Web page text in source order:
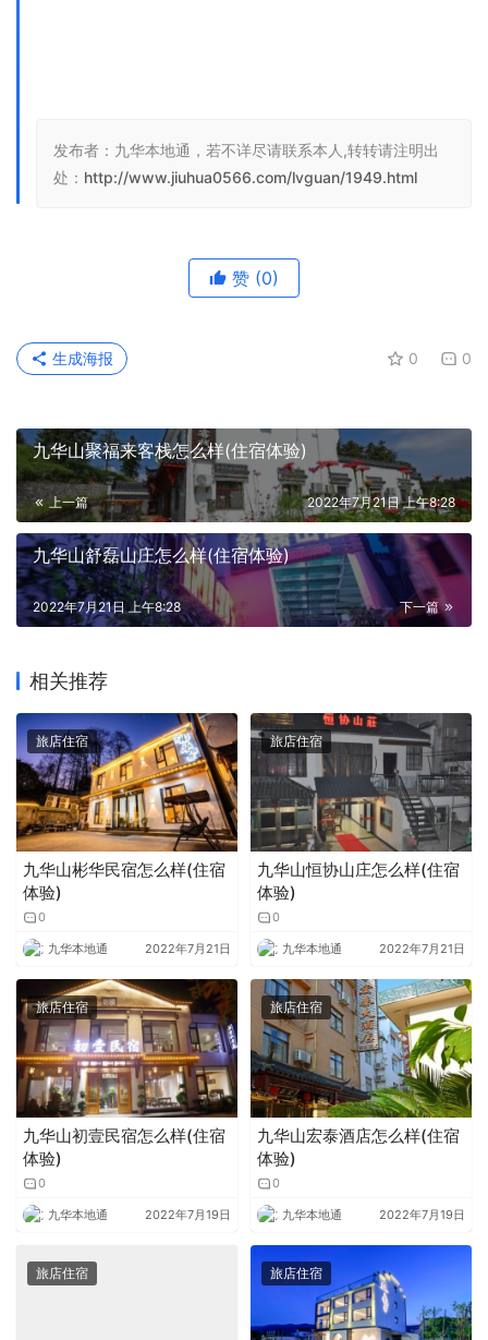
发布者：九华本地通，若不详尽请联系本人,转转请注明出
处： http://www.jiuhua0566.com/lvguan/1949.html
赞 (0)
0 0
生成海报
九华山聚福来客栈怎么样(住宿体验)
上一篇 2022年7月21日 上午8:28
九华山舒磊山庄怎么样(住宿体验)
下一篇
2022年7月21日 上午8:28
相关推荐
旅店住宿
九华山彬华民宿怎么样(住宿
体验)
0
九华本地通 2022年7月21日
旅店住宿
九华山恒协山庄怎么样(住宿
体验)
0
九华本地通 2022年7月21日
旅店住宿
九华山初壹民宿怎么样(住宿
体验)
0
九华本地通 2022年7月19日
旅店住宿
九华山宏泰酒店怎么样(住宿
体验)
0
九华本地通 2022年7月19日
旅店住宿 旅店住宿